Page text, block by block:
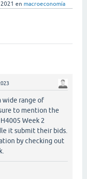
en macroeconomía
wide range of
to mention the
Week 2
it submit their bids.
by checking out